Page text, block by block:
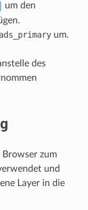
um den
um.
des
Browser zum
und
Layer in die